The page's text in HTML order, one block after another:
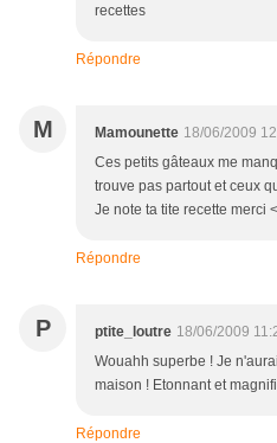
recettes
Répondre
M Mamounette 18/06/2009
Ces petits gâteaux me
trouve pas partout et ceux
Je note ta tite recette merci
Répondre
P ptite_loutre 18/06/2009
Wouahh superbe ! Je
maison ! Etonnant et
Répondre